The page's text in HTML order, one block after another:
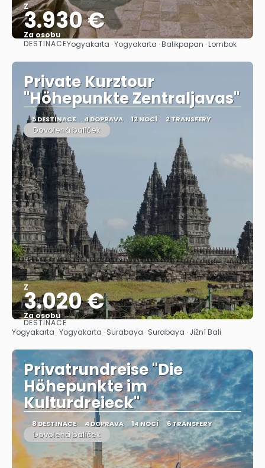
Z
3.930 €
Za osobu
Zobrazit
DESTINACEYogyakarta · Yogyakarta · Balikpapan · Lombok
Private Kurztour
"Höhepunkte Zentraljavas"
5 DESTINACE 4 DOPRAVA 12 NOCÍ 2 TRANSFERY
Dovolená balíček
Z
3.020 €
Za osobu
Zobrazit
DESTINACE
Yogyakarta · Yogyakarta · Surabaya · Surabaya · Jižní Bali
Privatrundreise "Die
Höhepunkte im
Kulturdreieck"
8 DESTINACE 4 DOPRAVA 14 NOCÍ 6 TRANSFERY
Dovolená balíček